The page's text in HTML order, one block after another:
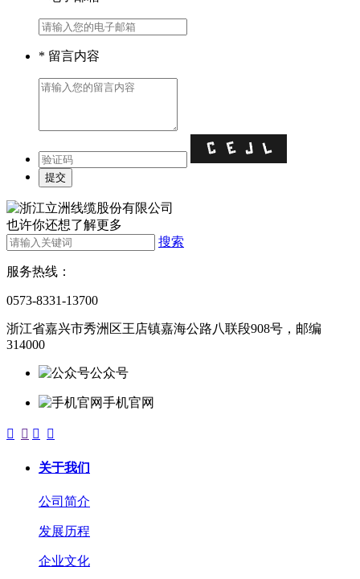
* 留言内容
也许你还想了解更多
搜索
服务热线：
0573-8331-13700
浙江省嘉兴市秀洲区王店镇嘉海公路八联段908号，邮编
314000
公众号
手机官网
   
关于我们
公司简介
发展历程
企业文化